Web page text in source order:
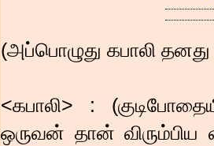
(அப்பொழுது கபாலி
<கபாலி> :
ஒருவன் தான்